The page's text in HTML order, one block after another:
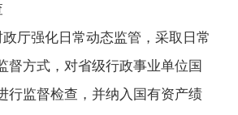
厅强化日常动态监管，采取日常
督方式，对省级行政事业单位国
行监督检查，并纳入国有资产绩